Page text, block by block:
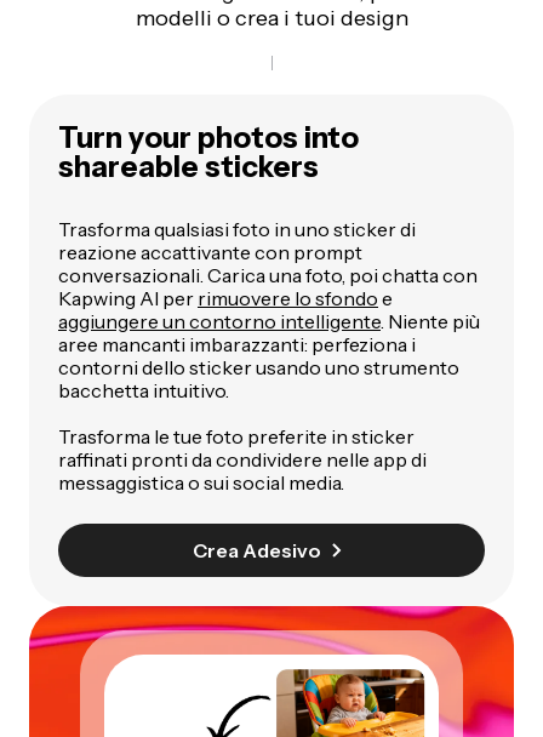
modelli o crea i tuoi design
Turn your photos into
shareable stickers
Trasforma qualsiasi foto in uno sticker di
reazione accattivante con prompt
conversazionali. Carica una foto, poi chatta con
Kapwing AI per rimuovere lo sfondo e
aggiungere un contorno intelligente. Niente più
aree mancanti imbarazzanti: perfeziona i
contorni dello sticker usando uno strumento
bacchetta intuitivo.
Trasforma le tue foto preferite in sticker
raffinati pronti da condividere nelle app di
messaggistica o sui social media.
Crea Adesivo